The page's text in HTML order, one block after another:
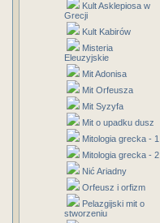
Kult Asklepiosa w
Grecji
Kult Kabirów
Misteria
Eleuzyjskie
Mit Adonisa
Mit Orfeusza
Mit Syzyfa
Mit o upadku dusz
Mitologia grecka - 1
Mitologia grecka - 2
Nić Ariadny
Orfeusz i orfizm
Pelazgijski mit o
stworzeniu